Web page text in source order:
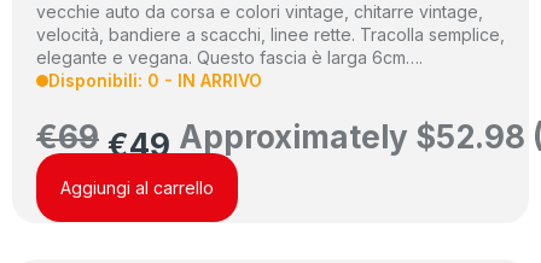
vecchie auto da corsa e colori vintage, chitarre vintage,
velocità, bandiere a scacchi, linee rette. Tracolla semplice,
elegante e vegana. Questo fascia è larga 6cm….
Disponibili: 0 - IN ARRIVO
€69 €49 Approximately $52.98
Aggiungi al carrello